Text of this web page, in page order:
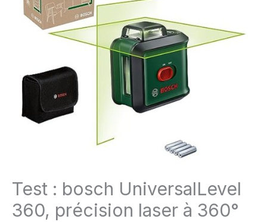
Test : bosch UniversalLevel
360, précision laser à 360°